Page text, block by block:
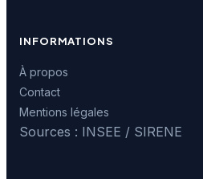
INFORMATIONS
À propos
Contact
Mentions légales
Sources : INSEE / SIRENE